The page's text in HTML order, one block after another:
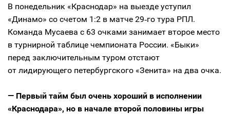
В понедельник «Краснодар» на выезде уступил
«Динамо» со счетом 1:2 в матче 29‑го тура РПЛ.
Команда Мусаева с 63 очками занимает второе место
в турнирной таблице чемпионата России. «Быки»
перед заключительным туром отстают
от лидирующего петербургского «Зенита» на два очка.
— Первый тайм был очень хороший в исполнении
«Краснодара», но в начале второй половины игры